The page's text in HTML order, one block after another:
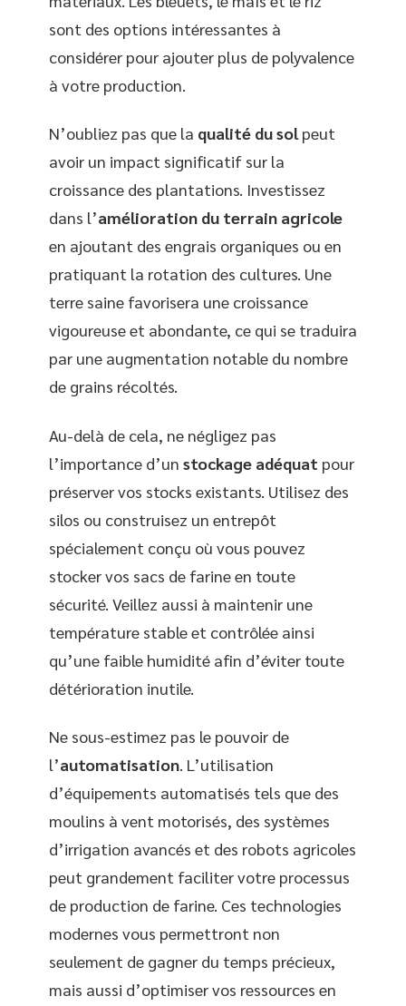
sont des options intéressantes à
considérer pour ajouter plus de polyvalence
à votre production.
N’oubliez pas que la qualité du solpeut
avoir un impact significatif sur la
croissance des plantations. Investissez
dans l’amélioration du terrain agricole
en ajoutant des engrais organiques ou en
pratiquant la rotation des cultures. Une
terre saine favorisera une croissance
vigoureuse et abondante, ce qui se traduira
par une augmentation notable du nombre
de grains récoltés.
Au-delà de cela, ne négligez pas
l’importance d’un stockage adéquat pour
préserver vos stocks existants. Utilisez des
silos ou construisez un entrepôt
spécialement conçu où vous pouvez
stocker vos sacs de farine en toute
sécurité. Veillez aussi à maintenir une
température stable et contrôlée ainsi
qu’une faible humidité afin d’éviter toute
détérioration inutile.
Ne sous-estimez pas le pouvoir de
l’automatisation. L’utilisation
d’équipements automatisés tels que des
moulins à vent motorisés, des systèmes
d’irrigation avancés et des robots agricoles
peut grandement faciliter votre processus
de production de farine. Ces technologies
modernes vous permettront non
seulement de gagner du temps précieux,
mais aussi d’optimiser vos ressources en